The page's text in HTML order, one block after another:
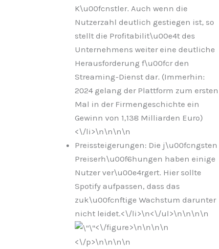
K\u00fcnstler. Auch wenn die
Nutzerzahl deutlich gestiegen ist, so
stellt die Profitabilit\u00e4t des
Unternehmens weiter eine deutliche
Herausforderung f\u00fcr den
Streaming-Dienst dar. (Immerhin:
2024 gelang der Plattform zum ersten
Mal in der Firmengeschichte ein
Gewinn von 1,138 Milliarden Euro)
<\/li>\n\n\n\n
Preissteigerungen: Die j\u00fcngsten
Preiserh\u00f6hungen haben einige
Nutzer ver\u00e4rgert. Hier sollte
Spotify aufpassen, dass das
zuk\u00fcnftige Wachstum darunter
nicht leidet.<\/li>\n<\/ul>\n\n\n\n
<\/figure>\n\n\n\n
<\/p>\n\n\n\n